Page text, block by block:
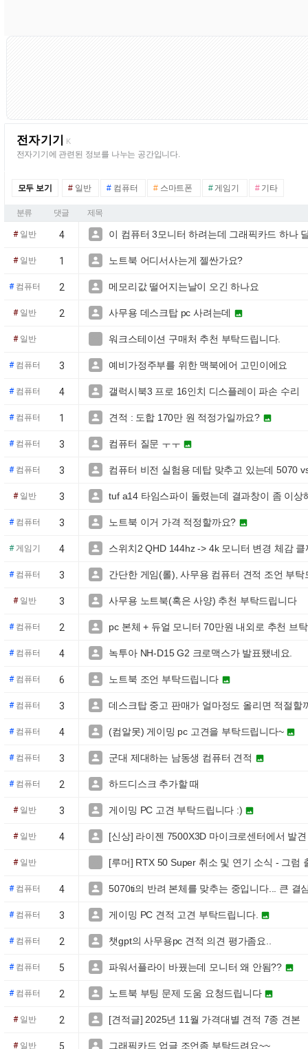
전자기기 K
전자기기에 관련된 정보를 나누는 공간입니다.
모두 보기 # 일반 # 컴퓨터 #스마트폰 #게임기 #기타
분류 댓글 제목
#일반 4  이 컴퓨터 3모니터 하려는데 그래픽카드 하나
#일반 1  노트북 어디서사는게 젤싼가요?
#컴퓨터 2  메모리값 떨어지는날이 오긴 하나요
#일반 2  사무용 데스크탑 pc 사려는데 
#일반 워크스테이션 구매처 추천 부탁드립니다.
#컴퓨터 3  예비가정주부를 위한 맥북에어 고민이에요
#컴퓨터 4  갤럭시북3 프로 16인치 디스플레이 파손 수리
#컴퓨터 1  견적 : 도합 170만 원 적정가일까요? 
#컴퓨터 3  컴퓨터 질문 ㅜㅜ 
#컴퓨터 3  컴퓨터 비전 실험용 데탑 맞추고 있는데 5070
#일반 3  tuf a14 타임스파이 돌렸는데 결과창이 좀 이
#컴퓨터 3  노트북 이거 가격 적정할까요? 
#게임기 4  스위치2 QHD 144hz -> 4k 모니터 변경 체감 클
#컴퓨터 3  간단한 게임(롤), 사무용 컴퓨터 견적 조언 부
#일반 3  사무용 노트북(혹은 사양) 추천 부탁드립니다
#컴퓨터 2  pc 본체 + 듀얼 모니터 70만원 내외로 추천 브
#컴퓨터 4  녹투아 NH-D15 G2 크로맥스가 발표됐네요.
#컴퓨터 6  노트북 조언 부탁드립니다 
#컴퓨터 3  데스크탑 중고 판매가 얼마정도 올리면 적절할
#컴퓨터 4  (컴알못) 게이밍 pc 고견을 부탁드립니다~ 
#컴퓨터 3  군대 제대하는 남동생 컴퓨터 견적 
#컴퓨터 2  하드디스크 추가할 때
#일반 3  게이밍 PC 고견 부탁드립니다 :) 
#일반 4  [신상] 라이젠 7500X3D 마이크로센터에서 발견
#일반 [루머] RTX 50 Super 취소 및 연기 소식 - 그럼
#컴퓨터 4  5070ti의 반려 본체를 맞추는 중입니다... 큰 결
#컴퓨터 3  게이밍 PC 견적 고견 부탁드립니다. 
#컴퓨터 2  챗gpt의 사무용pc 견적 의견 평가좀요..
#컴퓨터 5  파워서플라이 바꿨는데 모니터 왜 안됨?? 
#컴퓨터 2  노트북 부팅 문제 도움 요청드립니다 
#일반 2  [견적글] 2025년 11월 가격대별 견적 7종 견본
#일반 5  그래픽카드 업글 조언좀 부탁드려요~~